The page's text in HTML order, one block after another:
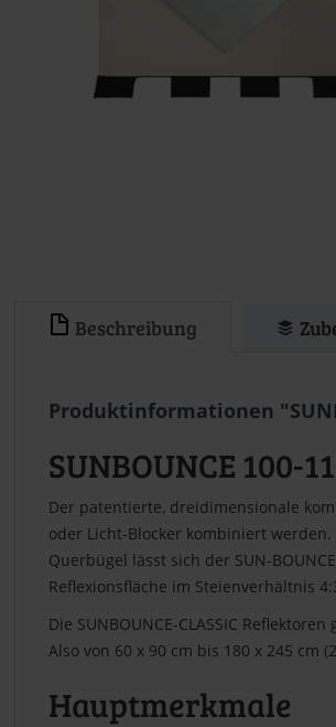
Beschreibung
Produktinformationen
SUNBOUNCE
Der patentierte, dreidimensionale
oder Licht-Blocker kombiniert
Querbügel lässt sich der SUN-
Reflexionsfläche im Steienverhältnis
Die SUNBOUNCE-CLASSIC
Also von 60 x 90 cm bis 180 x 245 cm
Hauptmerkmale